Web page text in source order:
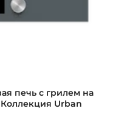
печь с грилем на
Urban